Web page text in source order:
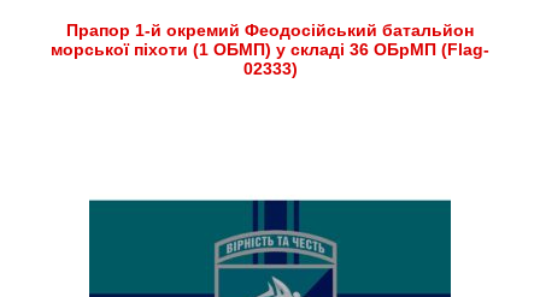
Прапор 1-й окремий Феодосійський батальйон
морської піхоти (1 ОБМП) у складі 36 ОБрМП (Flag-
02333)